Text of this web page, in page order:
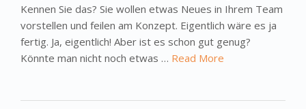
Kennen Sie das? Sie wollen etwas Neues in Ihrem Team
vorstellen und feilen am Konzept. Eigentlich wäre es ja
fertig. Ja, eigentlich! Aber ist es schon gut genug?
Könnte man nicht noch etwas … Read More